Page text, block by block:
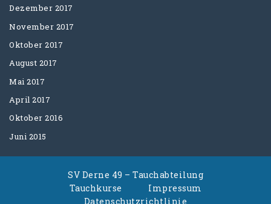
Dezember 2017
November 2017
Oktober 2017
August 2017
Mai 2017
April 2017
Oktober 2016
Juni 2015
SV Derne 49 – Tauchabteilung
Tauchkurse
Impressum
Datenschutzrichtlinie